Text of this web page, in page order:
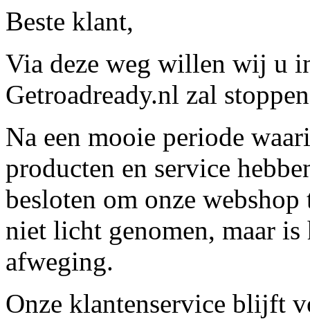
Beste klant,
Via deze weg willen wij u
Getroadready.nl zal
Na een mooie periode
producten en service
besloten om onze
niet licht genomen, maar
afweging.
Onze klantenservice blijft